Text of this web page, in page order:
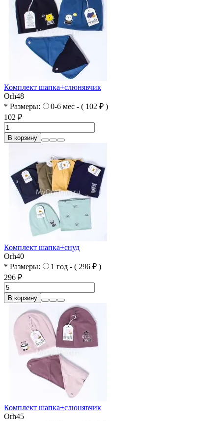
Комплект шапка+слюнявчик
Orh48
* Размеры:
0-6 мес - ( 102 ₽ )
102 ₽
В корзину
Комплект шапка+снуд
Orh40
* Размеры:
1 год - ( 296 ₽ )
296 ₽
В корзину
Комплект шапка+слюнявчик
Orh45